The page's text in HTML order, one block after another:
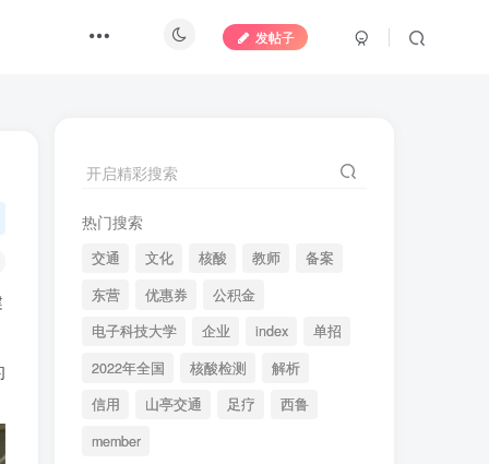
发帖子
开启精彩搜索
热门搜索
交通 文化 核酸 教师
备案
东营
优惠券
公积金
电子科技大学
企业 index
单招
2022年全国
核酸检测
解析
信用
山亭交通 足疗
西鲁
member